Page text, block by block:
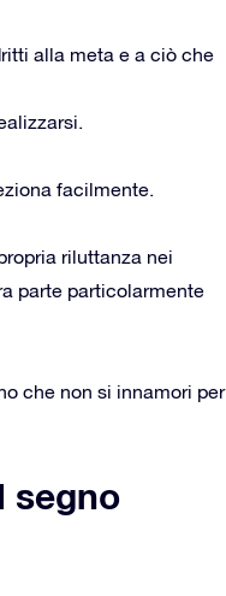
alla meta e a ciò che
facilmente.
riluttanza nei
parte particolarmente
che non si innamori per
segno